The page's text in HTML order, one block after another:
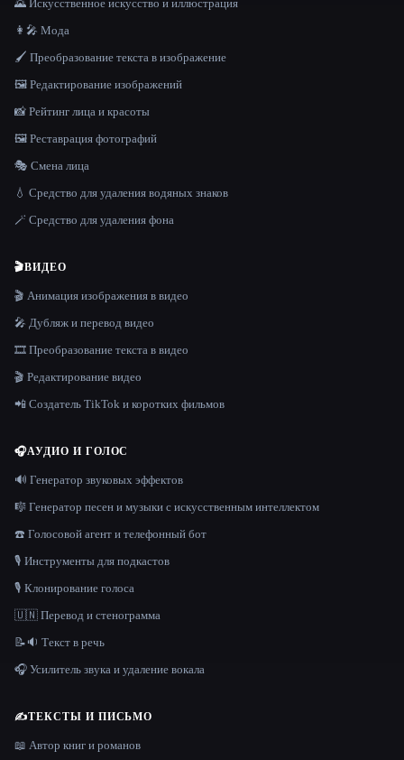
🌄 Искусственное искусство и иллюстрация
👩‍🎤 Мода
🖌️ Преобразование текста в изображение
🖼️ Редактирование изображений
📸 Рейтинг лица и красоты
🖼️ Реставрация фотографий
🎭 Смена лица
💧 Средство для удаления водяных знаков
🪄 Средство для удаления фона
🎬ВИДЕО
🎬 Анимация изображения в видео
🎤 Дубляж и перевод видео
🎞️ Преобразование текста в видео
🎬 Редактирование видео
📲 Создатель TikTok и коротких фильмов
🎧АУДИО И ГОЛОС
🔊 Генератор звуковых эффектов
🎼 Генератор песен и музыки с искусственным интеллектом
☎️ Голосовой агент и телефонный бот
🎙️ Инструменты для подкастов
🎙️ Клонирование голоса
🇺🇳 Перевод и стенограмма
📝🔉 Текст в речь
🎧 Усилитель звука и удаление вокала
✍️ТЕКСТЫ И ПИСЬМО
📖 Автор книг и романов